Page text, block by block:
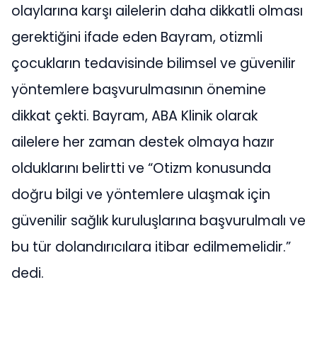
olaylarına karşı ailelerin daha dikkatli olması
gerektiğini ifade eden Bayram, otizmli
çocukların tedavisinde bilimsel ve güvenilir
yöntemlere başvurulmasının önemine
dikkat çekti. Bayram, ABA Klinik olarak
ailelere her zaman destek olmaya hazır
olduklarını belirtti ve “Otizm konusunda
doğru bilgi ve yöntemlere ulaşmak için
güvenilir sağlık kuruluşlarına başvurulmalı ve
bu tür dolandırıcılara itibar edilmemelidir.”
dedi.